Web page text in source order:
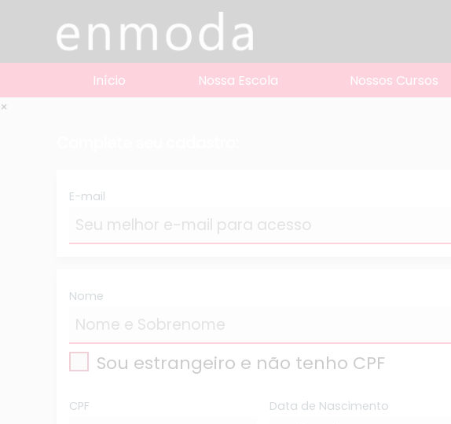
Início Nossa Escola Nossos Cursos
×
E-mail
Nome
Sou estrangeiro e não tenho CPF
CPF Data de Nascimento